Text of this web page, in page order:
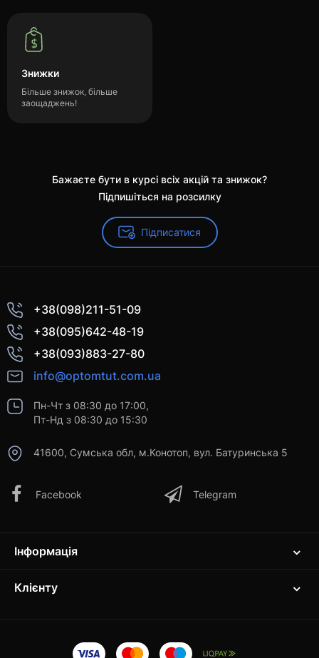
Знижки
Більше знижок, більше
заощаджень!
Бажаєте бути в курсі всіх акцій та знижок?
Підпишіться на розсилку
Підписатися
+38(098)211-51-09
+38(095)642-48-19
+38(093)883-27-80
info@optomtut.com.ua
Пн-Чт з 08:30 до 17:00,
Пт-Нд з 08:30 до 15:30
41600, Сумська обл, м.Конотоп, вул. Батуринська 5
Facebook Telegram
Інформація
Клієнту